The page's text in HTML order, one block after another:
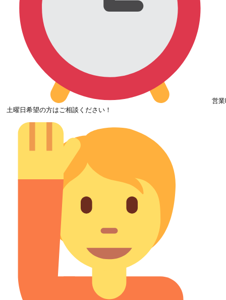
営
土曜日希望の方はご相談ください！